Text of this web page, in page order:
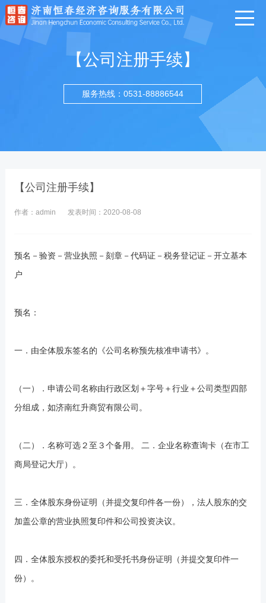
【公司注册手续】
服务热线：0531-88886544
【公司注册手续】
作者：admin 发表时间：2020-08-08
预名－验资－营业执照－刻章－代码证－税务登记证－开立基本
户
预名：
一．由全体股东签名的《公司名称预先核准申请书》。
（一）．申请公司名称由行政区划＋字号＋行业＋公司类型四部
分组成，如济南红升商贸有限公司。
（二）．名称可选２至３个备用。 二．企业名称查询卡（在市工
商局登记大厅）。
三．全体股东身份证明（并提交复印件各一份），法人股东的交
加盖公章的营业执照复印件和公司投资决议。
四．全体股东授权的委托和受托书身份证明（并提交复印件一
份）。